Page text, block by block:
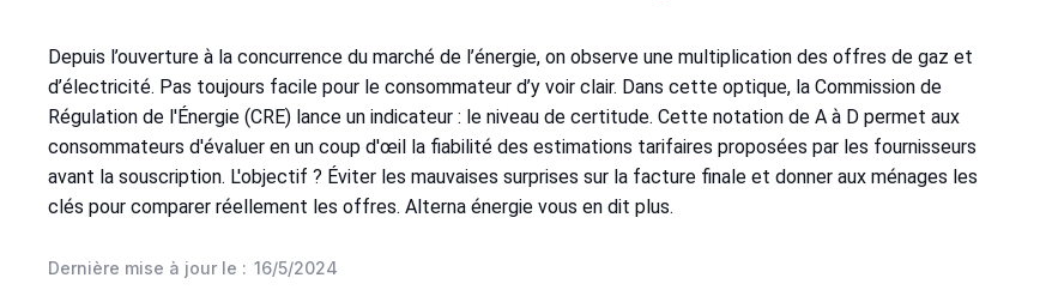
Depuis l’ouverture à la concurrence du marché de l’énergie, on observe une multiplication des offres de gaz et
d’électricité. Pas toujours facile pour le consommateur d’y voir clair. Dans cette optique, la Commission de
Régulation de l'Énergie (CRE) lance un indicateur : le niveau de certitude. Cette notation de A à D permet aux
consommateurs d'évaluer en un coup d'œil la fiabilité des estimations tarifaires proposées par les fournisseurs
avant la souscription. L'objectif ? Éviter les mauvaises surprises sur la facture finale et donner aux ménages les
clés pour comparer réellement les offres. Alterna énergie vous en dit plus.
Dernière mise à jour le : 16/5/2024